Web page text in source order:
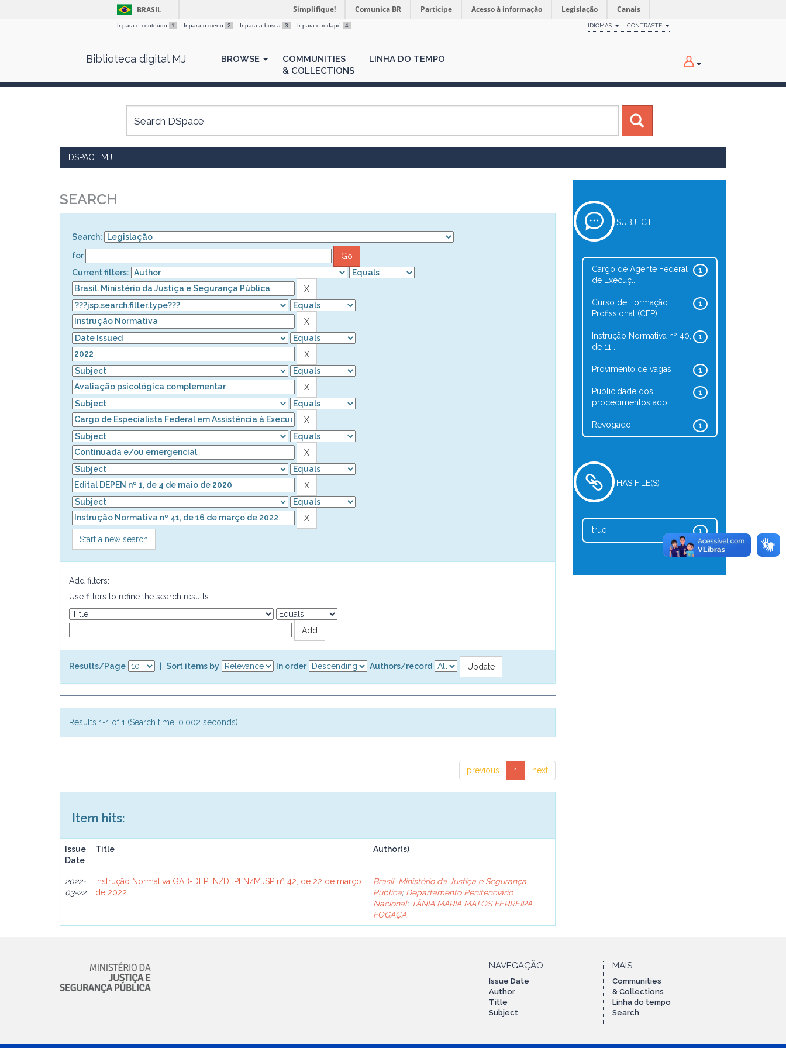
BRASIL Simplifique! Comunica BR Participe Acesso à informação Legislação Canais
Ir para o conteúdo 1 Ir para o menu 2 Ir para a busca 3 Ir para o rodapé 4 IDIOMAS CONTRASTE
Biblioteca digital MJ BROWSE
COMMUNITIES
& COLLECTIONS
LINHA DO TEMPO
DSPACE MJ
SEARCH
Search:
for
Current filters:
Start a new search
Add filters:
Use filters to refine the search results.
Results/Page Sort items by In order Authors/record
Results 1-1 of 1 (Search time: 0.002 seconds).
previous 1 next
Item hits:
Issue
Date
Title Author(s)
2022-
03-22
Instrução Normativa GAB-DEPEN/DEPEN/MJSP nº 42, de 22 de março
de 2022
Brasil. Ministério da Justiça e Segurança
Pública; Departamento Penitenciário
Nacional; TÂNIA MARIA MATOS FERREIRA
FOGAÇA
SUBJECT
1
Cargo de Agente Federal
de Execuç...
1
Curso de Formação
Profissional (CFP)
1
Instrução Normativa nº 40,
de 11 ...
1
Provimento de vagas
1
Publicidade dos
procedimentos ado...
1
Revogado
HAS FILE(S)
1
true
NAVEGAÇÃO
Issue Date
Author
Title
Subject
MAIS
Communities
& Collections
Linha do tempo
Search